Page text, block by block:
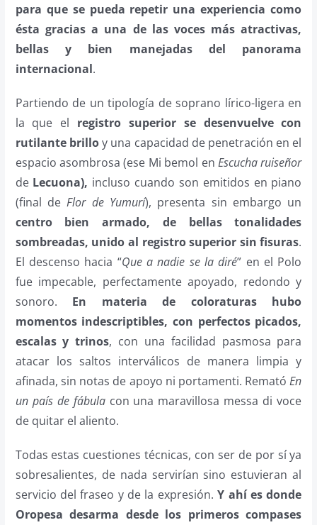
para que se pueda repetir una experiencia como
ésta gracias a una de las voces más atractivas,
bellas y bien manejadas del panorama
internacional.
Partiendo de un tipología de soprano lírico-ligera en
la que el registro superior se desenvuelve con
rutilante brilloy una capacidad de penetración en el
espacio asombrosa (ese Mi bemol en Escucha ruiseñor
de Lecuona), incluso cuando son emitidos en piano
(final deFlor de Yumurí), presenta sin embargo un
centro bien armado, de bellas tonalidades
sombreadas, unido al registro superior sin fisuras.
El descenso hacia “Que a nadie se la diré” en el Polo
fue impecable, perfectamente apoyado, redondo y
sonoro. En materia de coloraturas hubo
momentos indescriptibles, con perfectos picados,
escalas y trinos, con una facilidad pasmosa para
atacar los saltos interválicos de manera limpia y
afinada, sin notas de apoyo ni portamenti. RematóEn
un país de fábulacon una maravillosa messa di voce
de quitar el aliento.
Todas estas cuestiones técnicas, con ser de por sí ya
sobresalientes, de nada servirían sino estuvieran al
servicio del fraseo y de la expresión.Y ahí es donde
Oropesa desarma desde los primeros compases